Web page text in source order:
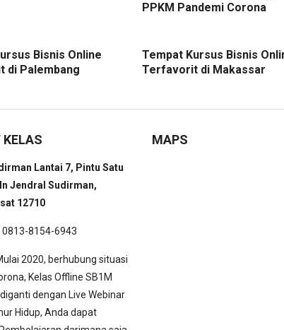
PPKM Pandemi Corona
Bisnis Online
di Palembang
Tempat Kursus Bisnis
Terfavorit di Makassar
Lantai 7, Pintu Satu
Jendral Sudirman,
12710
0813-8154-6943
2020, berhubung situasi
Kelas Offline SB1M
dengan Live Webinar
Hidup, Anda dapat
MAPS